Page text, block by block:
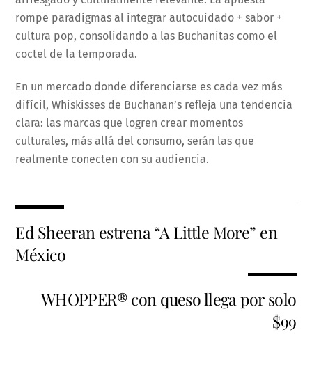
rompe paradigmas al integrar autocuidado + sabor +
cultura pop, consolidando a las Buchanitas como el
coctel de la temporada.
En un mercado donde diferenciarse es cada vez más
difícil, Whiskisses de Buchanan’s refleja una tendencia
clara: las marcas que logren crear momentos
culturales, más allá del consumo, serán las que
realmente conecten con su audiencia.
Ed Sheeran estrena “A Little More” en
México
WHOPPER® con queso llega por solo
$99